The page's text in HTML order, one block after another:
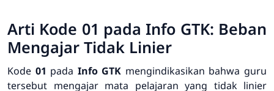
Arti Kode 01 pada Info GTK: Beban
Mengajar Tidak Linier
Kode 01 pada Info GTK mengindikasikan bahwa guru
tersebut mengajar mata pelajaran yang tidak linier